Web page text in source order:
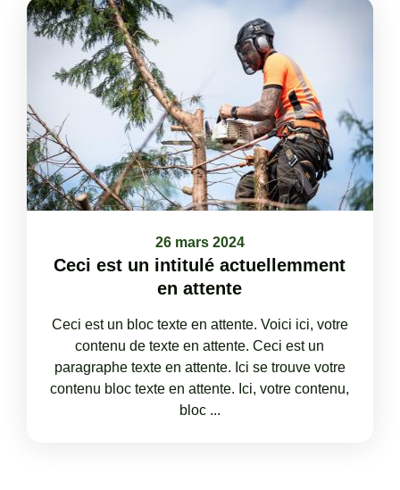
26 mars 2024
Ceci est un intitulé actuellemment
en attente
Ceci est un bloc texte en attente. Voici ici, votre
contenu de texte en attente. Ceci est un
paragraphe texte en attente. Ici se trouve votre
contenu bloc texte en attente. Ici, votre contenu,
bloc ...